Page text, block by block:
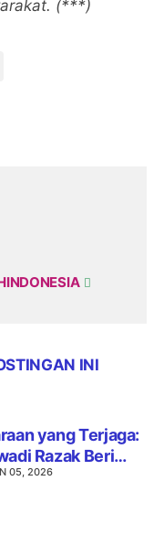
(***)
INI
yang Terjaga:
Razak Beri
Doa di Hari
05, 2026